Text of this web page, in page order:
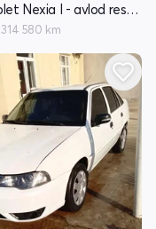
Chevrolet Nexia I - avlod restayling
314 580 km